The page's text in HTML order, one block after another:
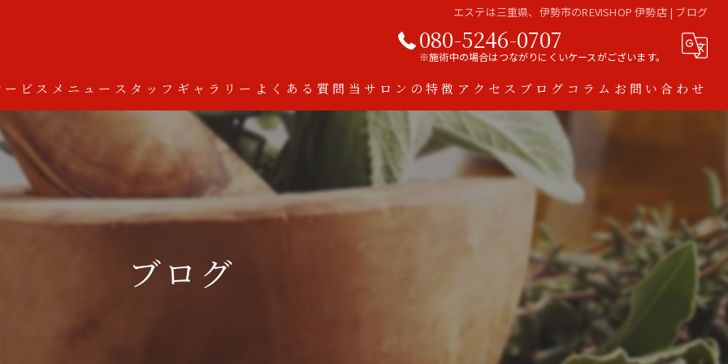
エステは三重県、伊勢市のREVISHOP 伊勢店 | ブログ
080-5246-0707
※施術中の場合はつながりにくいケースがございます。
ービス メニュー スタッフ ギャラリー よくある質問 当サロンの特徴
ハーブピーリング
脱毛
アクセス ブログ コラム お問い合わせ
ブログ